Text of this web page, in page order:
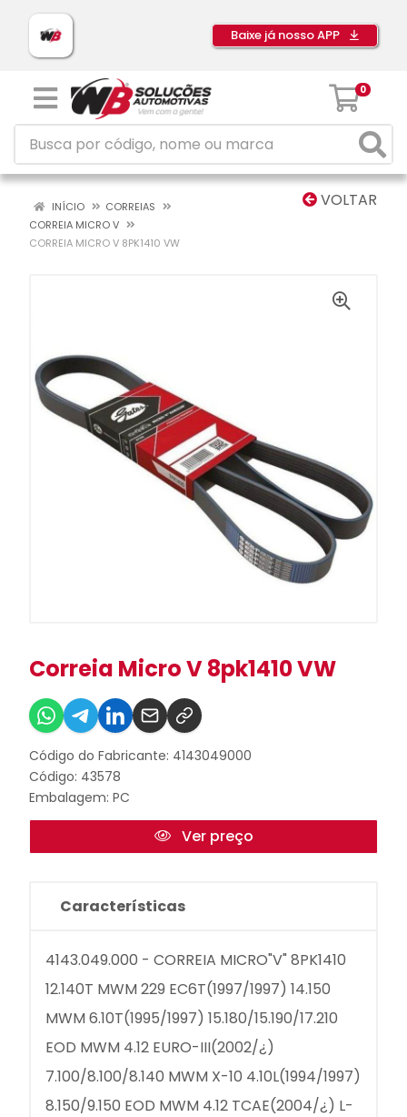
Baixe já nosso APP
0
VOLTAR
INÍCIO
CORREIAS
CORREIA MICRO V
CORREIA MICRO V 8PK1410 VW
Correia Micro V 8pk1410 VW
Código do Fabricante: 4143049000
Código: 43578
Embalagem: PC
Ver preço
Características
4143.049.000 - CORREIA MICRO"V" 8PK1410
12.140T MWM 229 EC6T(1997/1997) 14.150
MWM 6.10T(1995/1997) 15.180/15.190/17.210
EOD MWM 4.12 EURO-III(2002/¿)
7.100/8.100/8.140 MWM X-10 4.10L(1994/1997)
8.150/9.150 EOD MWM 4.12 TCAE(2004/¿) L-